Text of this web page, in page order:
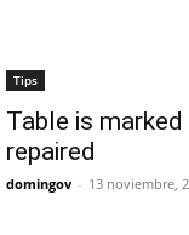
Tips
Table is
repaired
domingov - 13 noviembre,